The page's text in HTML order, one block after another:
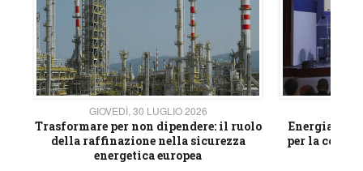
GIOVEDÌ, 30 LUGLIO 2026
Trasformare per non dipendere: il ruolo
della raffinazione nella sicurezza
energetica europea
Energia e
per la